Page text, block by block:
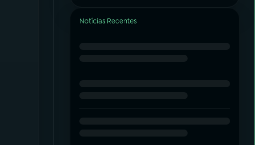
Notícias Recentes